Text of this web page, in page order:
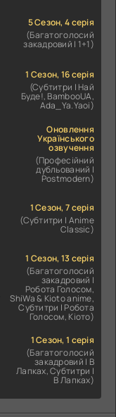
5 Сезон, 4 серія
(Багатоголосий
закадровий | 1+1)
1 Сезон, 16 серія
(Субтитри | Най
Буде!, BambooUA,
Ada_Ya.Yaoi)
Оновлення
Українського
озвучення
(Професійний
дубльований |
Postmodern)
1 Сезон, 7 серія
(Субтитри | Anime
Classic)
1 Сезон, 13 серія
(Багатоголосий
закадровий |
Робота Голосом,
ShiWa & Kioto anime,
Субтитри | Робота
Голосом, Кіото)
1 Сезон, 1 серія
(Багатоголосий
закадровий | В
Лапках, Субтитри |
В Лапках)